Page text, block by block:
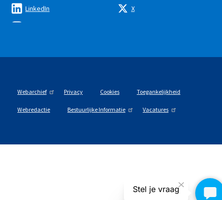
LinkedIn X
Webarchief Privacy Cookies Toegankelijkheid
Webredactie Bestuurlijke Informatie Vacatures
Stel je vraag